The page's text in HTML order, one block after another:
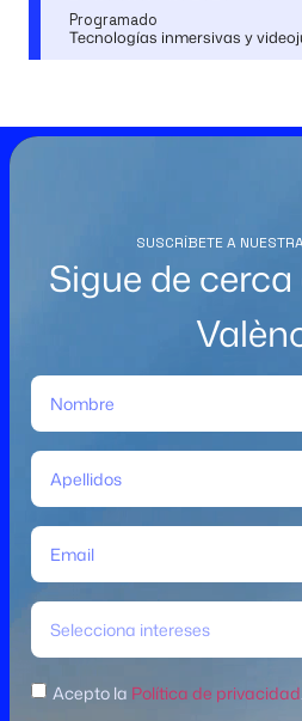
Programado
Tecnologías inmersivas y
SUSCRÍBETE A
Sigue de
Selecciona intereses
Acepto la Política de privacidad.